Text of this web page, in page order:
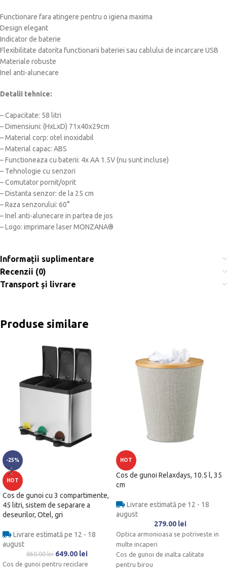
Functionare fara atingere pentru o igiena maxima
Design elegant
Indicator de baterie
Flexibilitate datorita functionarii bateriei sau cablului de incarcare USB
Materiale robuste
Inel anti-alunecare
Detalii tehnice:
– Capacitate: 58 litri
– Dimensiuni: (HxLxD) 71x40x29cm
– Material corp: otel inoxidabil
– Material capac: ABS
– Functioneaza cu baterii: 4x AA 1.5V (nu sunt incluse)
– Tehnologie cu senzori
– Comutator pornit/oprit
– Distanta senzor: de la 25 cm
– Raza senzorului: 60°
– Inel anti-alunecare in partea de jos
– Logo: imprimare laser MONZANA®
Informații suplimentare
Recenzii (0)
Transport și livrare
Produse similare
-25%
HOT
Cos de gunoi cu 3 compartimente,
45 litri, sistem de separare a
deseurilor, Otel, gri
Livrare estimată pe 12 - 18
august
860.00lei 649.00 lei
Cos de gunoi pentru reciclare
HOT
Cos de gunoi Relaxdays, 10.5 l, 35
cm
Livrare estimată pe 12 - 18
august
279.00 lei
Optica armonioasa se potriveste in
multe incaperi
Cos de gunoi de inalta calitate
pentru birou